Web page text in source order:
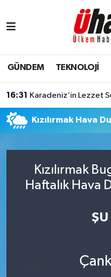
GÜNDEM TEKNOLOJİ
16:31 Karadeniz’in Lezzet
Kızılırmak Hava
Kızılırmak
Haftalık Hava
ŞU
İstanbul Nöbetçi
İstanbul Hava
Tüm Manşetler
Son Dakika Haberleri